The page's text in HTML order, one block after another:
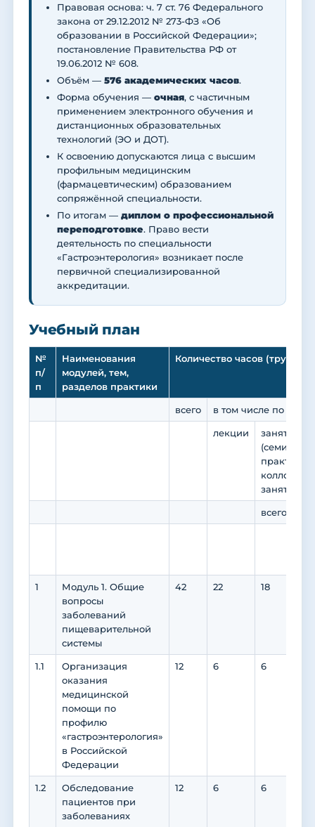
Правовая основа: ч. 7 ст. 76 Федерального
закона от 29.12.2012 № 273-ФЗ «Об
образовании в Российской Федерации»;
постановление Правительства РФ от
19.06.2012 № 608.
Объём — 576 академических часов.
Форма обучения — очная, с частичным
применением электронного обучения и
дистанционных образовательных
технологий (ЭО и ДОТ).
К освоению допускаются лица с высшим
профильным медицинским
(фармацевтическим) образованием
сопряжённой специальности.
По итогам — диплом о профессиональной
переподготовке. Право вести
деятельность по специальности
«Гастроэнтерология» возникает после
первичной специализированной
аккредитации.
Учебный план
№
п/
п
Наименования
модулей, тем,
разделов практики
Количество часов
всего в том числе по
лекции
занятия
занятия)
всего
1
Модуль 1. Общие
вопросы
заболеваний
пищеварительной
системы
42 22 18
1.1
Организация
оказания
медицинской
помощи по
профилю
«гастроэнтерология»
в Российской
Федерации
12 6 6
1.2
Обследование
пациентов при
заболеваниях
12 6 6